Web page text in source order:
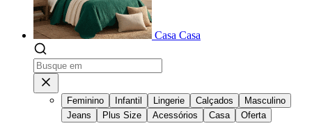
Casa Casa
Feminino Infantil Lingerie Calçados
Masculino
Jeans
Plus Size Acessórios Casa Oferta